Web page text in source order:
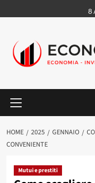
al
8
principale
HOME 2025 GENNAIO
CONVENIENTE
Mutui e prestiti